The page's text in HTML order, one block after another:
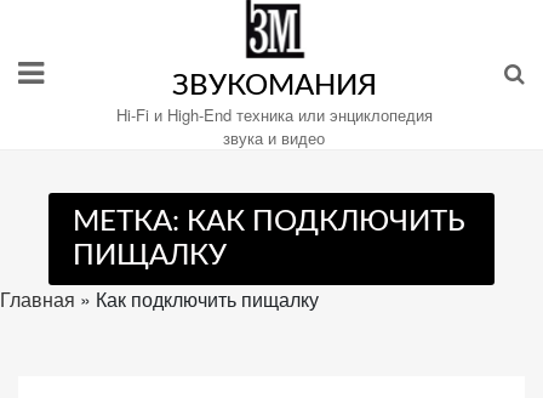
содержимому
ЗВУКОМАНИЯ
Hi-Fi и High-End техника или энциклопедия
звука и видео
МЕТКА: КАК ПОДКЛЮЧИТЬ
ПИЩАЛКУ
Главная » Как подключить пищалку
Настройте
файлы
cookie
для
Звукомания.